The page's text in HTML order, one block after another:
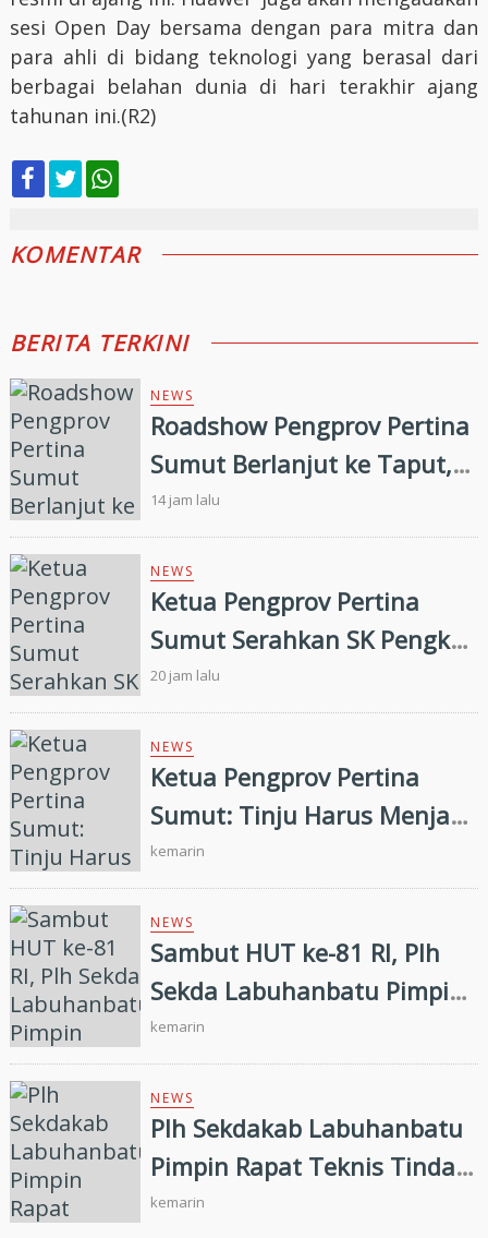
sesi Open Day bersama dengan para mitra dan
para ahli di bidang teknologi yang berasal dari
berbagai belahan dunia di hari terakhir ajang
tahunan ini.(R2)
KOMENTAR
BERITA TERKINI
NEWS
Roadshow Pengprov Pertina
Sumut Berlanjut ke Taput,
Pengkab Siap Dukung
Pembinaan dan Targetkan
Prestasi di Porprovsu 2026
14 jam lalu
NEWS
Ketua Pengprov Pertina
Sumut Serahkan SK Pengkab
Pertina Madina Periode
2026–2030
20 jam lalu
NEWS
Ketua Pengprov Pertina
Sumut: Tinju Harus Menjadi
Jalan Membangun Masa
Depan Generasi Muda
kemarin
NEWS
Sambut HUT ke-81 RI, Plh
Sekda Labuhanbatu Pimpin
Pembagian 300 Bendera
Merah Putih
kemarin
NEWS
Plh Sekdakab Labuhanbatu
Pimpin Rapat Teknis Tindak
Lanjut Entry Meeting
kemarin